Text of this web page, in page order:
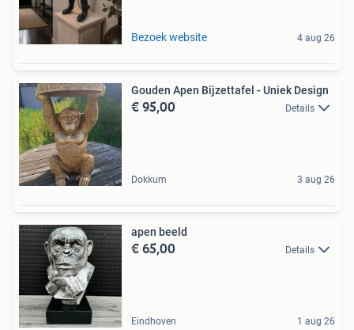
Bezoek website 4 aug 26
Gouden Apen Bijzettafel - Uniek Design
€ 95,00 Details
Dokkum 3 aug 26
apen beeld
€ 65,00 Details
Eindhoven 1 aug 26